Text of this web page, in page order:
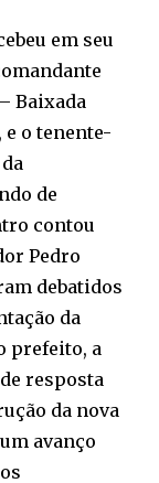
em seu
Baixada
o tenente-
de
contou
Pedro
debatidos
da
prefeito, a
resposta
da nova
avanço